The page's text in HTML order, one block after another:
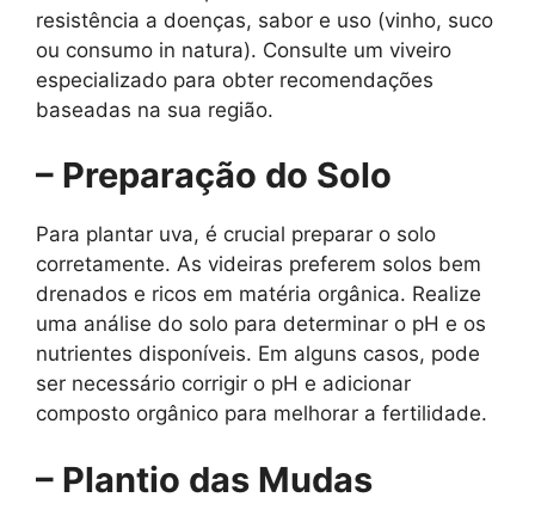
resistência a doenças, sabor e uso (vinho, suco
ou consumo in natura). Consulte um viveiro
especializado para obter recomendações
baseadas na sua região.
– Preparação do Solo
Para plantar uva, é crucial preparar o solo
corretamente. As videiras preferem solos bem
drenados e ricos em matéria orgânica. Realize
uma análise do solo para determinar o pH e os
nutrientes disponíveis. Em alguns casos, pode
ser necessário corrigir o pH e adicionar
composto orgânico para melhorar a fertilidade.
– Plantio das Mudas